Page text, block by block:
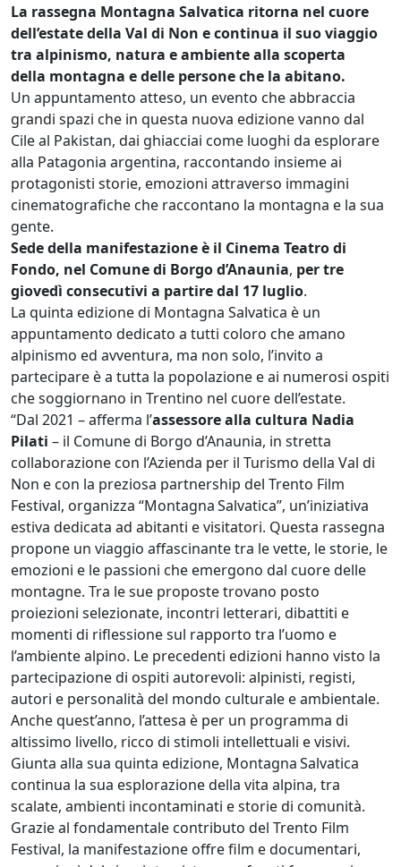
La rassegna Montagna Salvatica ritorna nel cuore
dell’estate della Val di Non e continua il suo viaggio
tra alpinismo, natura e ambiente alla scoperta
della montagna e delle persone che la abitano.
Un appuntamento atteso, un evento che abbraccia
grandi spazi che in questa nuova edizione vanno dal
Cile al Pakistan, dai ghiacciai come luoghi da esplorare
alla Patagonia argentina, raccontando insieme ai
protagonisti storie, emozioni attraverso immagini
cinematografiche che raccontano la montagna e la sua
gente.
Sede della manifestazione è il Cinema Teatro di
Fondo, nel Comune di Borgo d’Anaunia, per tre
giovedì consecutivi a partire dal 17 luglio.
La quinta edizione di Montagna Salvatica è un
appuntamento dedicato a tutti coloro che amano
alpinismo ed avventura, ma non solo, l’invito a
partecipare è a tutta la popolazione e ai numerosi ospiti
che soggiornano in Trentino nel cuore dell’estate.
“Dal 2021 – afferma l’assessore alla cultura Nadia
Pilati – il Comune di Borgo d’Anaunia, in stretta
collaborazione con l’Azienda per il Turismo della Val di
Non e con la preziosa partnership del Trento Film
Festival, organizza “Montagna Salvatica”, un’iniziativa
estiva dedicata ad abitanti e visitatori. Questa rassegna
propone un viaggio affascinante tra le vette, le storie, le
emozioni e le passioni che emergono dal cuore delle
montagne. Tra le sue proposte trovano posto
proiezioni selezionate, incontri letterari, dibattiti e
momenti di riflessione sul rapporto tra l’uomo e
l’ambiente alpino. Le precedenti edizioni hanno visto la
partecipazione di ospiti autorevoli: alpinisti, registi,
autori e personalità del mondo culturale e ambientale.
Anche quest’anno, l’attesa è per un programma di
altissimo livello, ricco di stimoli intellettuali e visivi.
Giunta alla sua quinta edizione, Montagna Salvatica
continua la sua esplorazione della vita alpina, tra
scalate, ambienti incontaminati e storie di comunità.
Grazie al fondamentale contributo del Trento Film
Festival, la manifestazione offre film e documentari,